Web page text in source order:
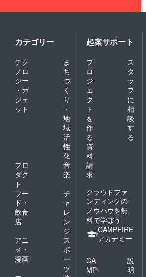
カテゴリー
テク
ノロ
ジー
・ガ
ジェ
ット
ま
ち
づ
く
り
・
地
域
活
性
化
プロ
ダク
ト
音
楽
フー
ド・
飲食
店
チ
ャ
レ
ン
ジ
アニ
メ・
漫画
ス
ポ
ー
ツ
起案サポート
プ
ロ
ジ
ェ
ク
ト
を
作
る
ス
タ
ッ
フ
に
相
談
す
る
資
料
請
求
クラウドファ
ンディングの
ノウハウを無
料で学ぼう
CAMPFIRE
アカデミー
CA
MP
説
明